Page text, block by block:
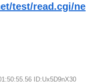
test/read.cgi/ne
ID:Ux5D9nX30